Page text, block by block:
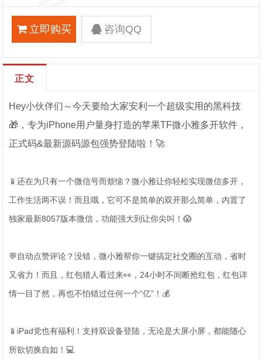
立即购买 咨询QQ
正文
Hey小伙伴们～今天要给大家安利一个超级实用的黑科技
🎁，专为iPhone用户量身打造的苹果TF微小雅多开软件，
正式码&最新源码源包强势登陆啦！🚀
📱还在为只有一个微信号而烦恼？微小雅让你轻松实现微信多开，
工作生活两不误！而且哦，它可不是简单的双开那么简单，内置了
独家最新8057版本微信，功能强大到让你尖叫！😱
💬自动点赞评论？没错，微小雅帮你一键搞定社交圈的互动，省时
又省力！而且，红包猎人看过来👀，24小时不间断抢红包，红包详
情一目了然，再也不怕错过任何一个“亿”！💰
📱iPad党也有福利！支持双设备登陆，无论是大屏小屏，都能随心
所欲切换自如！💻